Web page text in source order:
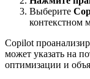
Выберите
контекстном
Copilot
может указать на
оптимизации и